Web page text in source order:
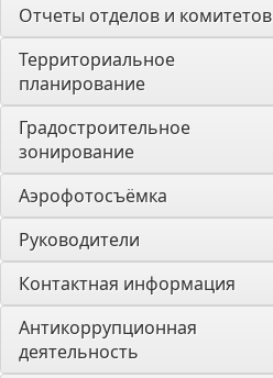
Отчеты отделов и комитетов
Территориальное
планирование
Градостроительное
зонирование
Аэрофотосъёмка
Руководители
Контактная информация
Антикоррупционная
деятельность